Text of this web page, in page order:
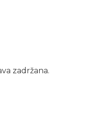
zadržana.